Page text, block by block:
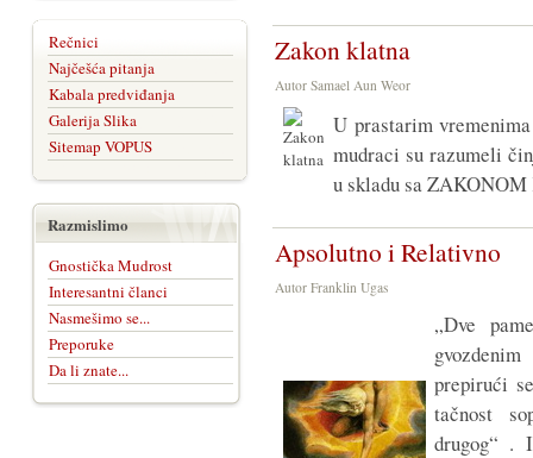
Zakon klatna
Autor Samael Aun Weor
U prastarim
mudraci su razumeli
u skladu sa
Apsolutno i Relativno
Autor Franklin Ugas
„Dve
prepirući
tačnost
drugog“ .
Rečnici
Najčešća pitanja
Kabala predviđanja
Galerija Slika
Sitemap VOPUS
Razmislimo
Gnostička Mudrost
Interesantni članci
Nasmešimo se...
Preporuke
Da li znate...